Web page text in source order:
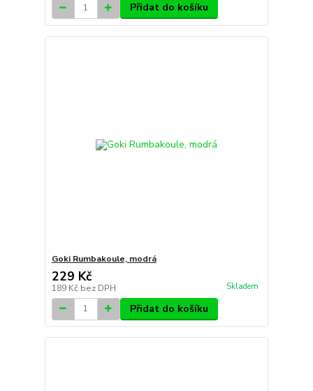
Přidat do košíku
Goki Rumbakoule, modrá
229 Kč
189 Kč bez DPH Skladem
Přidat do košíku